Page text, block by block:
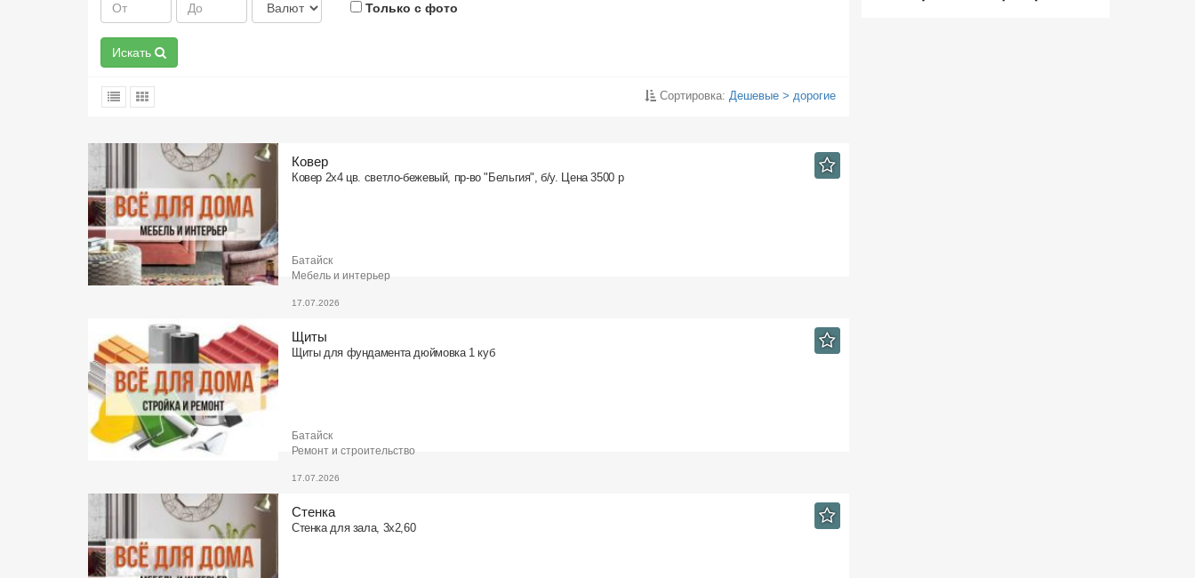
Только с фото
Искать
Сортировка: Дешевые > дорогие
Ковер
Ковер 2х4 цв. светло-бежевый, пр-во "Бельгия", б/у. Цена 3500 р
Батайск
Мебель и интерьер
17.07.2026
Щиты
Щиты для фундамента дюймовка 1 куб
Батайск
Ремонт и строительство
17.07.2026
Стенка
Стенка для зала, 3х2,60